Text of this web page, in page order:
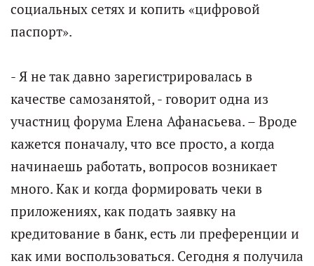
социальных сетях и копить «цифровой
паспорт».
- Я не так давно зарегистрировалась в
качестве самозанятой, - говорит одна из
участниц форума Елена Афанасьева. – Вроде
кажется поначалу, что все просто, а когда
начинаешь работать, вопросов возникает
много. Как и когда формировать чеки в
приложениях, как подать заявку на
кредитование в банк, есть ли преференции и
как ими воспользоваться. Сегодня я получила